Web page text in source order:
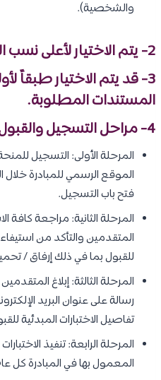
والشخصية).
2- يتم الاختيار لأعلى نسب الاجتياز للاختبارات السابقة.
3- قد يتم الاختيار طبقاً
المستندات المطلوبة.
4- مراحل التسجيل والقبول في المنحة:
المرحلة الأولى: التسجيل
الموقع الرسمي للمبادرة خلال
فتح باب التسجيل.
المرحلة الثانية: مراجعة كافة
المتقدمين والتأكد من
للقبول بما في ذلك إرفاق /
المرحلة الثالثة: إبلاغ
رسالة على عنوان البريد
تفاصيل الاختبارات المبدئية
المرحلة الرابعة: تنفيذ
المعمول بها في المبادرة كل